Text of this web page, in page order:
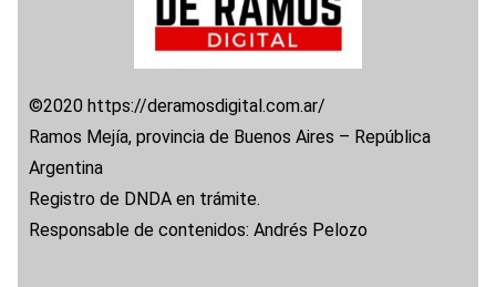
©2020 https://deramosdigital.com.ar/
Ramos Mejía, provincia de Buenos Aires – República
Argentina
Registro de DNDA en trámite.
Responsable de contenidos: Andrés Pelozo